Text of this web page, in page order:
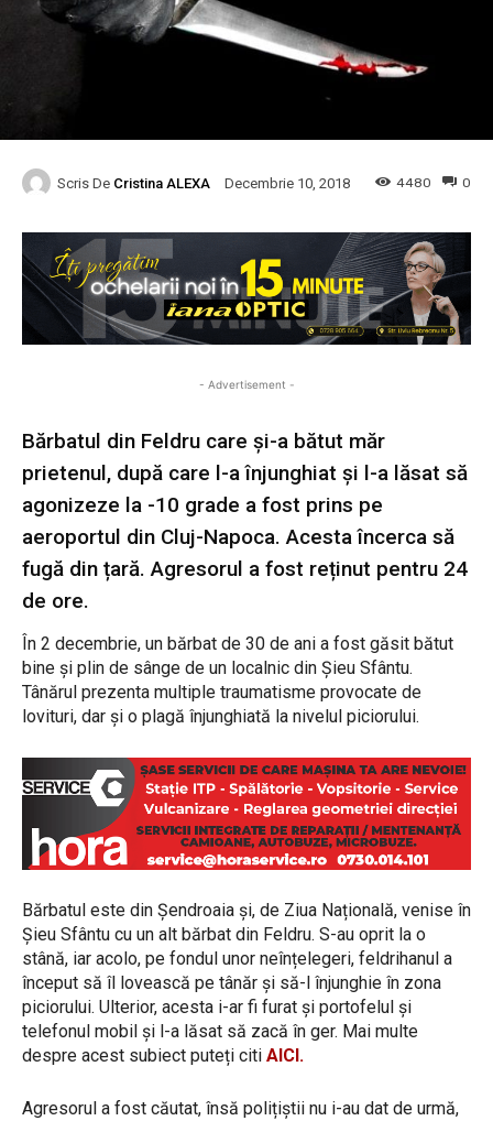
Scris De Cristina ALEXA Decembrie 10, 2018 0
4480
- Advertisement -
Bărbatul din Feldru care și-a bătut măr
prietenul, după care l-a înjunghiat și l-a lăsat să
agonizeze la -10 grade a fost prins pe
aeroportul din Cluj-Napoca. Acesta încerca să
fugă din țară. Agresorul a fost reținut pentru 24
de ore.
În 2 decembrie, un bărbat de 30 de ani a fost găsit bătut
bine și plin de sânge de un localnic din Șieu Sfântu.
Tânărul prezenta multiple traumatisme provocate de
lovituri, dar și o plagă înjunghiată la nivelul piciorului.
Bărbatul este din Șendroaia și, de Ziua Națională, venise în
Șieu Sfântu cu un alt bărbat din Feldru. S-au oprit la o
stână, iar acolo, pe fondul unor neînțelegeri, feldrihanul a
început să îl lovească pe tânăr și să-l înjunghie în zona
piciorului. Ulterior, acesta i-ar fi furat și portofelul și
telefonul mobil și l-a lăsat să zacă în ger. Mai multe
despre acest subiect puteți citi AICI.
Agresorul a fost căutat, însă polițiștii nu i-au dat de urmă,